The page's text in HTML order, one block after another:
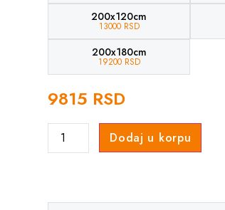
200x120cm
13000 RSD
200x180cm
19200 RSD
9815 RSD
Dodaj u korpu